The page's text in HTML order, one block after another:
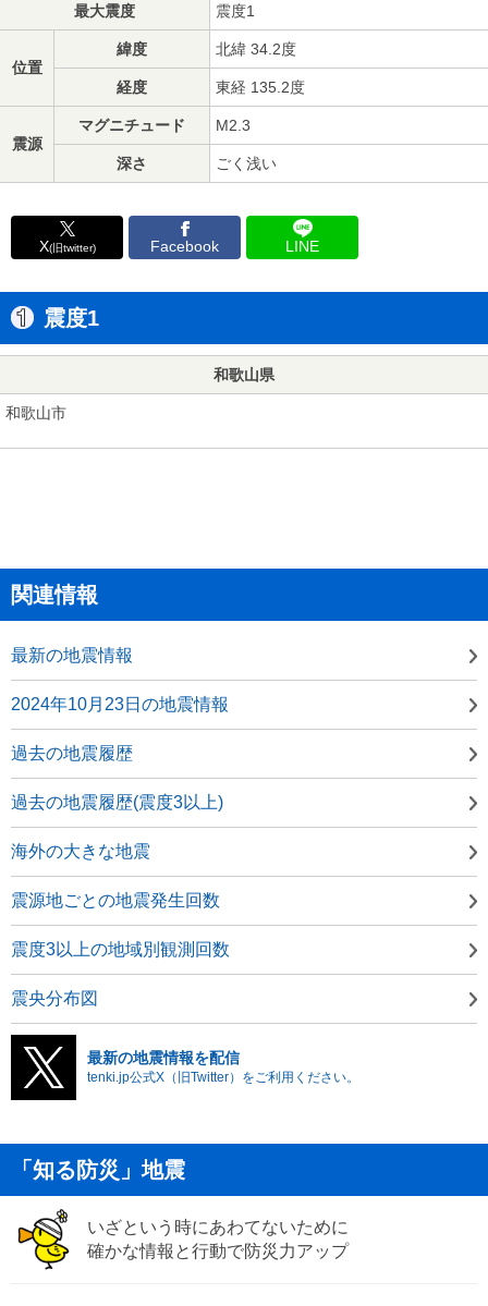
最大震度 震度1
位置
緯度 北緯 34.2度
経度 東経 135.2度
震源
マグニチュード M2.3
深さ ごく浅い
X(旧twitter) Facebook LINE
震度1
和歌山県
和歌山市
関連情報
最新の地震情報
2024年10月23日の地震情報
過去の地震履歴
過去の地震履歴(震度3以上)
海外の大きな地震
震源地ごとの地震発生回数
震度3以上の地域別観測回数
震央分布図
最新の地震情報を配信
tenki.jp公式X（旧Twitter）をご利用ください。
「知る防災」地震
いざという時にあわてないために
確かな情報と行動で防災力アップ